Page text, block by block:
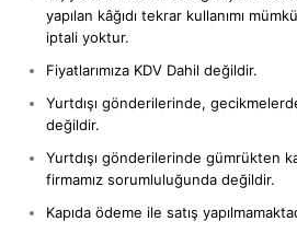
yapılan kâğıdı tekrar kullanımı
iptali yoktur.
Fiyatlarımıza KDV Dahil değildir.
Yurtdışı gönderilerinde,
değildir.
Yurtdışı gönderilerinde gümrükten
firmamız sorumluluğunda değildir.
Kapıda ödeme ile satış